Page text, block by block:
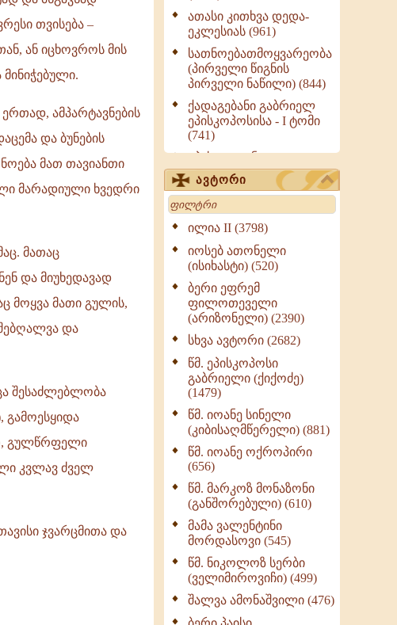
თვისება –
ან იცხოვროს მის
ამპარტავნების
და ბუნების
მათ თავიანთი
მარადიული ხვედრი
მათაც
და მიუხედავად
მოყვა მათი გულის,
და
შესაძლებლობა
გამოესყიდა
გულწრფელი
კვლავ ძველ
ჯვარცმითა და
ათასი კითხვა დედა-
ეკლესიას (961)
სათნოებათმოყვარეობა
(პირველი წიგნის
პირველი ნაწილი) (844)
ქადაგებანი გაბრიელ
ეპისკოპოსისა - I ტომი
(741)
ეპისტოლენი,
ქადაგებანი, სიტყვანი
(ნაწილი III) (723)
მოძღვრის ძალზე
სასარგებლო რჩევები
მრევლისათვის (545)
Wisdomge (514)
ქადაგებანი გაბრიელ
ეპისკოპოსისა - II ტომი
(370)
სულიერი ცხოვრების
სახელმძღვანელო -
ნაწილი II (369)
ღმერთი და ადამიანები
(287)
ბერის დიადემა (278)
მონაზვნური
გამოცდილების
ოთხი ასეული თავი
სიყვარულის შესახებ
(259)
ავტორი
Search
ილია II (3798)
იოსებ ათონელი
(ისიხასტი) (520)
ბერი ეფრემ
ფილოთეველი
(არიზონელი) (2390)
სხვა ავტორი (2682)
წმ. ეპისკოპოსი
გაბრიელი (ქიქოძე)
(1479)
წმ. იოანე სინელი
(კიბისაღმწერელი) (881)
წმ. იოანე ოქროპირი
(656)
წმ. მარკოზ მონაზონი
(განშორებული) (610)
მამა ვალენტინი
მორდასოვი (545)
წმ. ნიკოლოზ სერბი
(ველიმიროვიჩი) (499)
შალვა ამონაშვილი (476)